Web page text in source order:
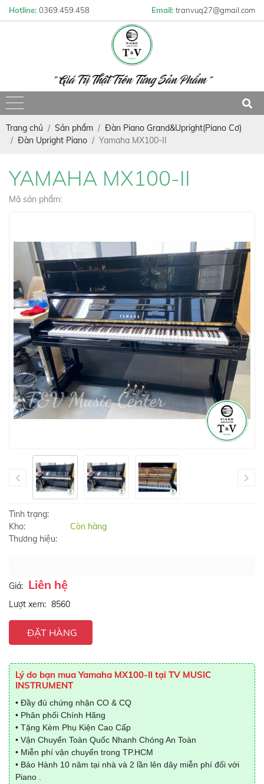
Hotline: 0369.459.458 Email: tranvuq27@gmail.com
" Giá Trị Thật Trên Từng Sản Phẩm "
Trang chủ Sản phẩm
Đàn Piano Grand&Upright(Piano Cơ)
Đàn Upright Piano
Yamaha MX100-II
YAMAHA MX100-II
Mã sản phẩm:
Tình trạng:
Kho:
Còn hàng
Thương hiệu:
Giá: Liên hệ
Lượt xem: 8560
ĐẶT HÀNG
Lý do bạn mua Yamaha MX100-II tại TV MUSIC
INSTRUMENT
• Đầy đủ chứng nhận CO & CQ
• Phân phối Chính Hãng
• Tặng Kèm Phụ Kiện Cao Cấp
• Vận Chuyển Toàn Quốc Nhanh Chóng An Toàn
• Miễn phí vận chuyển trong TP.HCM
• Bảo Hành 10 năm tại nhà và 2 lần lên dây miễn phí đối với
Piano .